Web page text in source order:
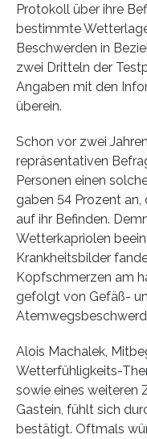
Protokoll über ihre
bestimmte
Beschwerden in
zwei Dritteln der
Angaben mit den
überein.
Schon vor zwei
repräsentativen
Personen einen
gaben 54 Prozent an,
auf ihr Befinden.
Wetterkapriolen
Krankheitsbilder
Kopfschmerzen am
gefolgt von Gefäß-
Alois Machalek,
Wetterfühligkeits-
sowie eines weiteren
Gastein, fühlt sich
bestätigt. Oftmals